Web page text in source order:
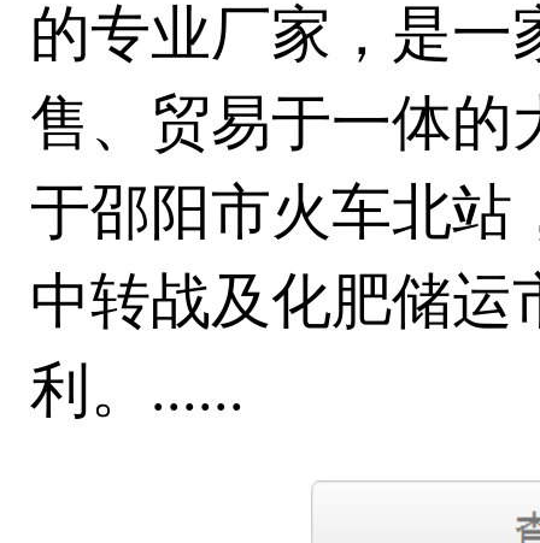
的专业厂家，是一
售、贸易于一体的
于邵阳市火车北站
中转战及化肥储运
利。......